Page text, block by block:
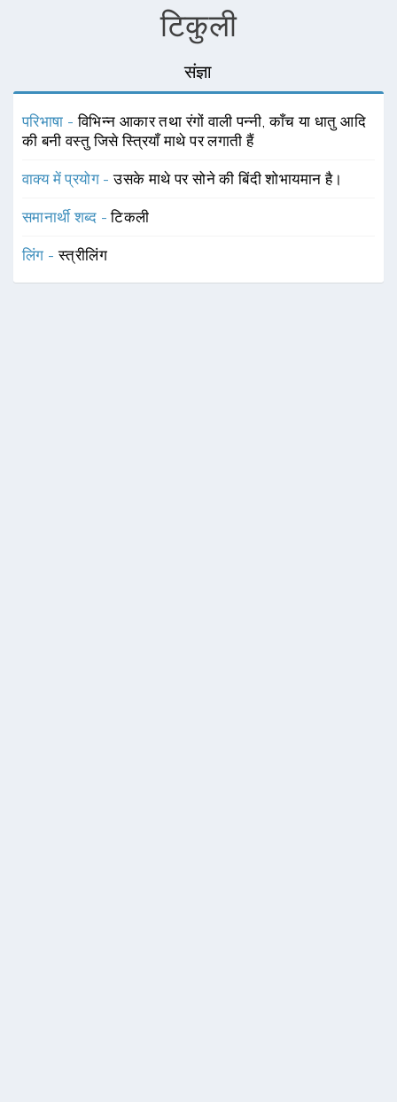
टिकुली
संज्ञा
परिभाषा -विभिन्न आकार तथा रंगों वाली पन्नी, काँच या धातु आदि
की बनी वस्तु जिसे स्त्रियाँ माथे पर लगाती हैं
वाक्य में प्रयोग -उसके माथे पर सोने की बिंदी शोभायमान है।
समानार्थी शब्द -टिकली
लिंग -स्त्रीलिंग